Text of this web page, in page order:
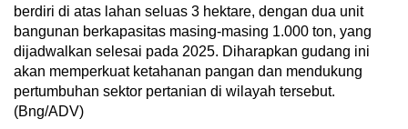
berdiri di atas lahan seluas 3 hektare, dengan dua unit
bangunan berkapasitas masing-masing 1.000 ton, yang
dijadwalkan selesai pada 2025. Diharapkan gudang ini
akan memperkuat ketahanan pangan dan mendukung
pertumbuhan sektor pertanian di wilayah tersebut.
(Bng/ADV)